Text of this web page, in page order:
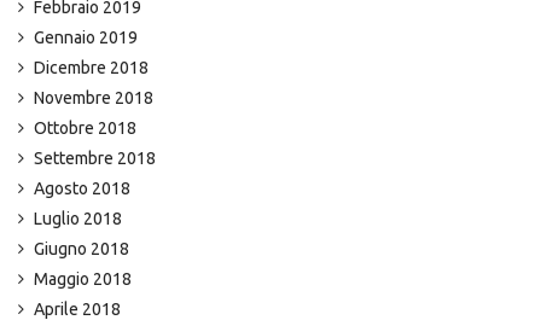
Febbraio 2019
Gennaio 2019
Dicembre 2018
Novembre 2018
Ottobre 2018
Settembre 2018
Agosto 2018
Luglio 2018
Giugno 2018
Maggio 2018
Aprile 2018